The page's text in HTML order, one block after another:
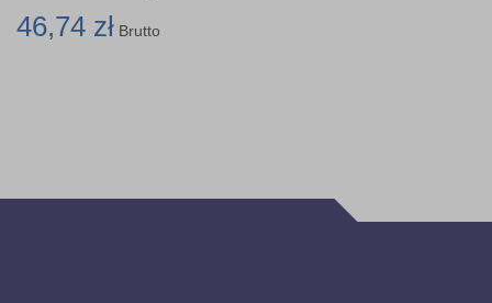
46,74 zł Brutto